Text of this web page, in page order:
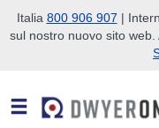
Salta alla ricerca
Salta al contenuto
Salta alla navigazione
Italia 800 906 907 |
sul nostro nuovo sito